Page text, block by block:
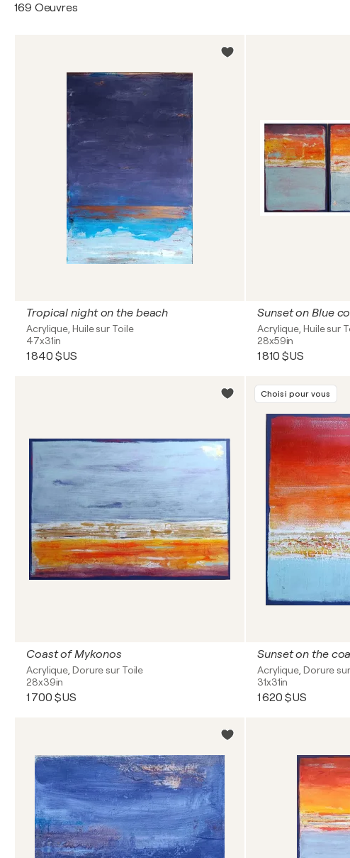
169 Oeuvres
Tropical night on the beach
Acrylique, Huile sur Toile
47x31in
1 840 $US
Sunset on Blue
Acrylique, Huile sur
28x59in
1 810 $US
Coast of Mykonos
Acrylique, Dorure sur Toile
28x39in
1 700 $US
Choisi pour vous
Sunset on the
Acrylique, Dorure
31x31in
1 620 $US